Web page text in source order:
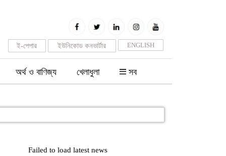
ENGLISH
ইউনিকোড কনভার্টার
ই-পেপার
অর্থ ও বাণিজ্য খেলাধুলা সব
Failed to load latest news